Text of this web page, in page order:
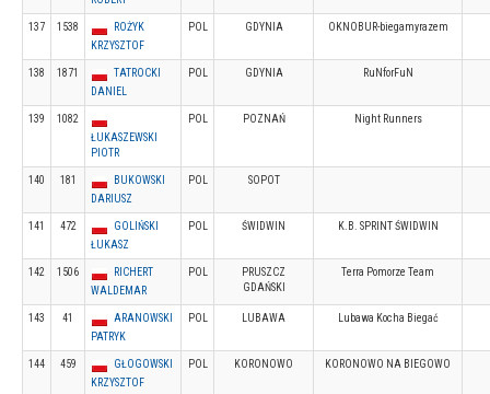
137 1538
ROŻYK
KRZYSZTOF
POL GDYNIA OKNOBUR-biegamyrazem
138 1871
TATROCKI
DANIEL
POL GDYNIA RuNforFuN
139
1082
ŁUKASZEWSKI
PIOTR
POL POZNAŃ Night Runners
140 181
BUKOWSKI
DARIUSZ
POL SOPOT
141 472
GOLIŃSKI
ŁUKASZ
POL ŚWIDWIN K.B. SPRINT ŚWIDWIN
142 1506
RICHERT
WALDEMAR
POL
PRUSZCZ
GDAŃSKI
Terra Pomorze Team
143 41
ARANOWSKI
PATRYK
POL LUBAWA Lubawa Kocha Biegać
144 459
GŁOGOWSKI
KRZYSZTOF
POL KORONOWO KORONOWO NA BIEGOWO